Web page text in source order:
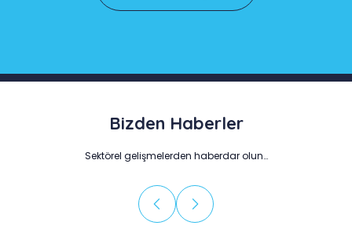
Bizden Haberler
Sektörel gelişmelerden haberdar olun…